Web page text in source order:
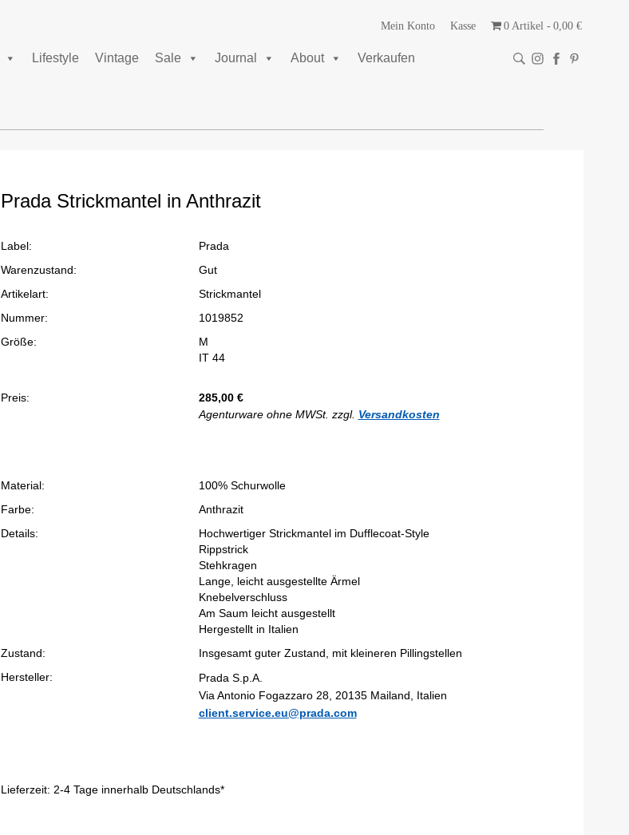
Mein Konto Kasse 0 Artikel 0,00 €
Lifestyle Vintage Sale Journal About Verkaufen
Prada Strickmantel in Anthrazit
Label:
Prada
Warenzustand:
Gut
Artikelart:
Strickmantel
Nummer:
1019852
Größe:
M
IT 44
Preis: 285,00 €
Agenturware ohne MWSt. zzgl. Versandkosten
Material:
100% Schurwolle
Farbe:
Anthrazit
Details:
Hochwertiger Strickmantel im Dufflecoat-Style
Rippstrick
Stehkragen
Lange, leicht ausgestellte Ärmel
Knebelverschluss
Am Saum leicht ausgestellt
Hergestellt in Italien
Zustand:
Insgesamt guter Zustand, mit kleineren Pillingstellen
Hersteller:
Prada S.p.A.
Via Antonio Fogazzaro 28, 20135 Mailand, Italien
client.service.eu@prada.com
Lieferzeit: 2-4 Tage innerhalb Deutschlands*